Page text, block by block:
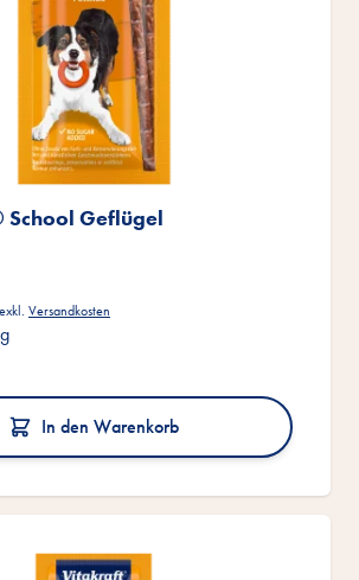
School Geflügel
exkl. Versandkosten
In den Warenkorb